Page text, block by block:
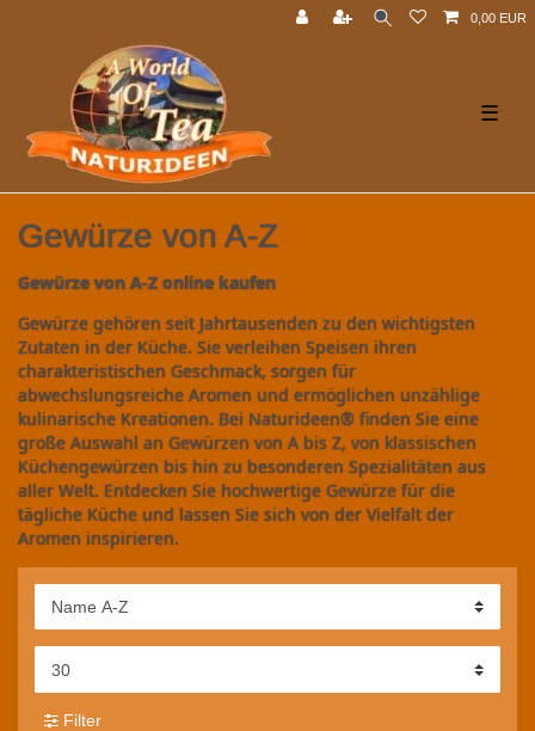
0,00 EUR
☰
Gewürze von A-Z
Gewürze von A-Z online kaufen
Gewürze gehören seit Jahrtausenden zu den wichtigsten
Zutaten in der Küche. Sie verleihen Speisen ihren
charakteristischen Geschmack, sorgen für
abwechslungsreiche Aromen und ermöglichen unzählige
kulinarische Kreationen. Bei Naturideen® finden Sie eine
große Auswahl an Gewürzen von A bis Z, von klassischen
Küchengewürzen bis hin zu besonderen Spezialitäten aus
aller Welt. Entdecken Sie hochwertige Gewürze für die
tägliche Küche und lassen Sie sich von der Vielfalt der
Aromen inspirieren.
Filter